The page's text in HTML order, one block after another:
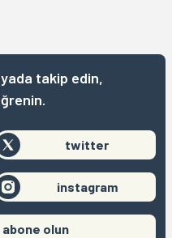
takip edin,
twitter
instagram
olun